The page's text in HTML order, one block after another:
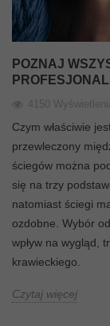
POZNAJ
4150
Czym właściwie
przewleczony
ściegów można
się na trzy
natomiast ściegi
ozdobne. Wybór
wpływ na wygląd,
krawieckiego.
Czytaj więcej